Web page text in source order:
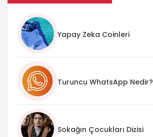
Yapay Zeka Coinleri
Turuncu WhatsApp Nedir?
Sokağın Çocukları Dizisi